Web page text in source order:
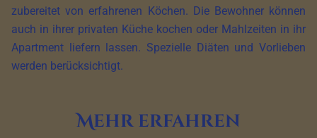
zubereitet von erfahrenen Köchen. Die Bewohner können
auch in ihrer privaten Küche kochen oder Mahlzeiten in ihr
Apartment liefern lassen. Spezielle Diäten und Vorlieben
werden berücksichtigt.
Mehr erfahren